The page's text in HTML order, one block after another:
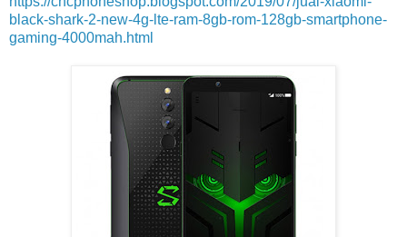
black-shark-2-new-4g-lte-ram-8gb-rom-128gb-smartphone-
gaming-4000mah.html